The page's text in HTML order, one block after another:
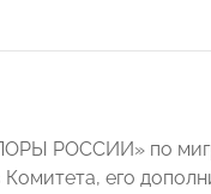
РОССИИ» по
его